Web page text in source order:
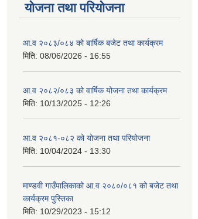
योजना तथा परियोजना
आ.व २०८३/०८४ को बार्षिक बजेट तथा कार्यक्रम
मिति: 08/06/2026 - 16:55
आ.व २०८२/०८३ को वार्षिक योजना तथा कार्यक्रम
मिति: 10/13/2025 - 12:26
आ.व २०८१-०८२ को योजना तथा परियोजना
मिति: 10/04/2024 - 13:30
माण्डवी गाउँपालिकाको आ.व २०८०/०८१ को बजेट तथा
कार्यक्रम पुस्तिका
मिति: 10/29/2023 - 15:12